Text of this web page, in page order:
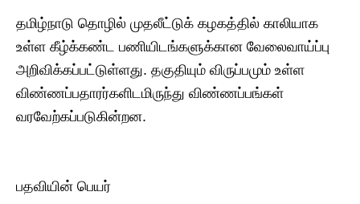
தமிழ்நாடு தொழில் முதலீட்டுக் கழகத்தில் காலியாக
உள்ள கீழ்க்கண்ட பணியிடங்களுக்கான வேலைவாய்ப்பு
அறிவிக்கப்பட்டுள்ளது. தகுதியும் விருப்பமும் உள்ள
விண்ணப்பதாரர்களிடமிருந்து விண்ணப்பங்கள்
வரவேற்கப்படுகின்றன.
பதவியின் பெயர்